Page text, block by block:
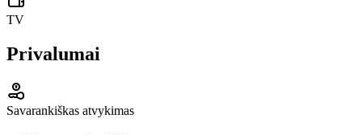
TV
Privalumai
Savarankiškas atvykimas